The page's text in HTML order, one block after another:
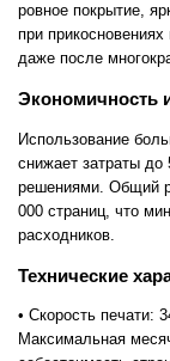
ровное покрытие,
при
даже после
Экономичность
Использование
снижает затраты
решениями. Общий
000 страниц, что
расходников.
Технические
• Скорость печати:
Максимальная